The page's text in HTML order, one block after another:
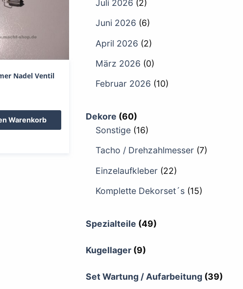
Nadel Ventil
Warenkorb
Juli 2026 (2)
Juni 2026 (6)
April 2026 (2)
März 2026 (0)
Februar 2026 (10)
Dekore (60)
Sonstige (16)
Tacho / Drehzahlmesser (7)
Einzelaufkleber (22)
Komplette Dekorset´s (15)
Spezialteile (49)
Kugellager (9)
Set Wartung / Aufarbeitung (39)